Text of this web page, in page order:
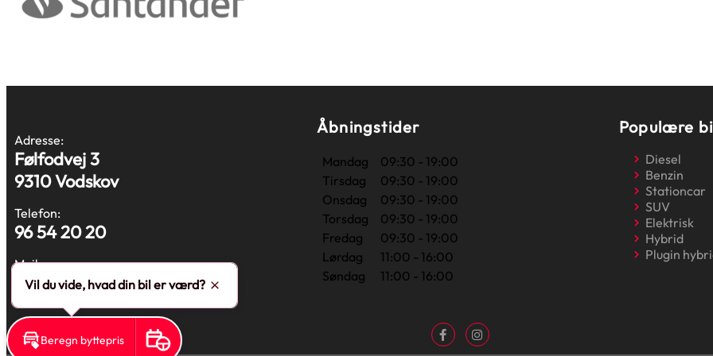
Adresse:
Følfodvej 3
9310 Vodskov
Telefon:
96 54 20 20
Mail:
info@autotorvet.dk
Åbningstider
Mandag
09:30 - 19:00
Tirsdag
09:30 - 19:00
Onsdag
09:30 - 19:00
Torsdag
09:30 - 19:00
Fredag
09:30 - 19:00
Lørdag
11:00 - 16:00
Søndag
11:00 - 16:00
Populære
Diesel
Benzin
Stationcar
SUV
Elektrisk
Hybrid
Plugin
Beregn byttepris
Vil du vide, hvad din bil er værd?
Skjul
Book prøvetur